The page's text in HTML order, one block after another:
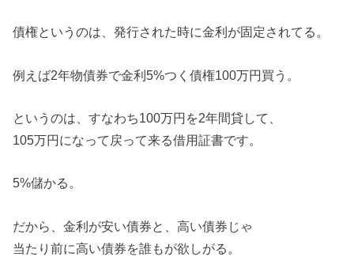
債権というのは、発行された時に金利が固定されてる。
例えば2年物債券で金利5%つく債権100万円買う。
というのは、すなわち100万円を2年間貸して、
105万円になって戻って来る借用証書です。
5%儲かる。
だから、金利が安い債券と、高い債券じゃ
当たり前に高い債券を誰もが欲しがる。